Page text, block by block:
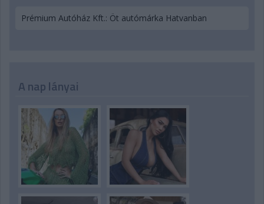
Prémium Autóház Kft.: Öt autómárka Hatvanban
A nap lányai